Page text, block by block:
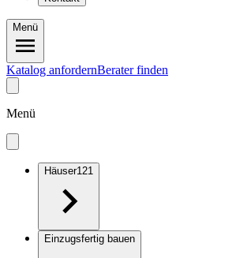
Menü
Katalog anfordernBerater finden
Menü
Häuser121
Einzugsfertig bauen